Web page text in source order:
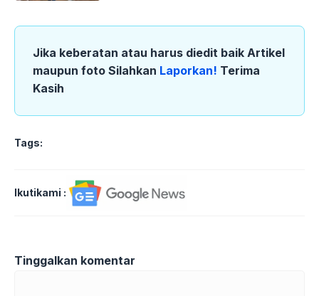
Jika keberatan atau harus diedit baik Artikel
maupun foto Silahkan Laporkan! Terima
Kasih
Tags:
Ikutikami :
Tinggalkan komentar